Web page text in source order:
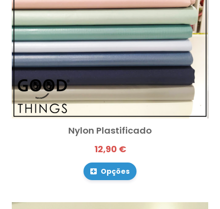
Nylon Plastificado
12,90 €
Opções